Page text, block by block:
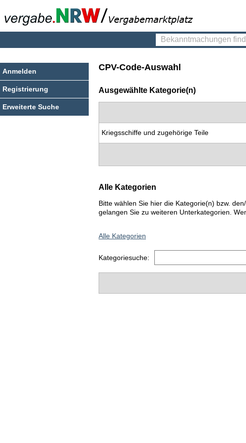
Bekanntmachungen
Anmelden
Registrierung
Erweiterte Suche
CPV-Code-Auswahl
Ausgewählte Kategorie(n)
Kriegsschiffe und zugehörige Teile
Alle Kategorien
Bitte wählen Sie hier die Kategorie(n) bzw.
gelangen Sie zu weiteren Unterkategorien.
Alle Kategorien
Kategoriesuche: